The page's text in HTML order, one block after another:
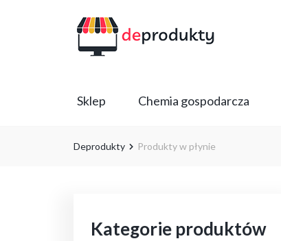
Sklep Chemia gospodarcza
Deprodukty Produkty w płynie
Kategorie produktów